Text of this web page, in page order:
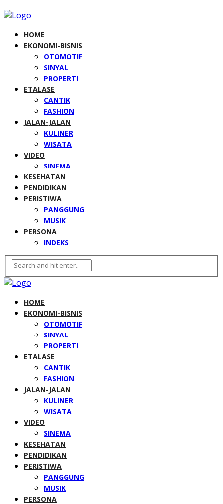
HOME
EKONOMI-BISNIS
OTOMOTIF
SINYAL
PROPERTI
ETALASE
CANTIK
FASHION
JALAN-JALAN
KULINER
WISATA
VIDEO
SINEMA
KESEHATAN
PENDIDIKAN
PERISTIWA
PANGGUNG
MUSIK
PERSONA
INDEKS
HOME
EKONOMI-BISNIS
OTOMOTIF
SINYAL
PROPERTI
ETALASE
CANTIK
FASHION
JALAN-JALAN
KULINER
WISATA
VIDEO
SINEMA
KESEHATAN
PENDIDIKAN
PERISTIWA
PANGGUNG
MUSIK
PERSONA